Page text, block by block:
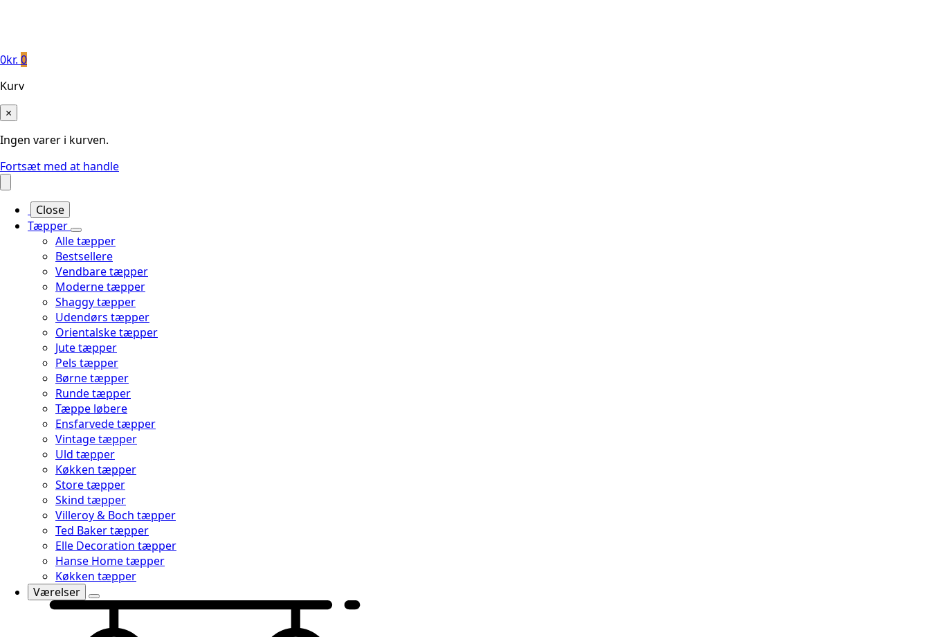
0kr. 0
Kurv
×
Ingen varer i kurven.
Fortsæt med at handle
Close
Tæpper
Alle tæpper
Bestsellere
Vendbare tæpper
Moderne tæpper
Shaggy tæpper
Udendørs tæpper
Orientalske tæpper
Jute tæpper
Pels tæpper
Børne tæpper
Runde tæpper
Tæppe løbere
Ensfarvede tæpper
Vintage tæpper
Uld tæpper
Køkken tæpper
Store tæpper
Skind tæpper
Villeroy & Boch tæpper
Ted Baker tæpper
Elle Decoration tæpper
Hanse Home tæpper
Køkken tæpper
Værelser